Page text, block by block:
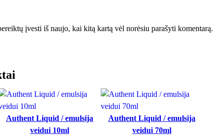
įvesti iš naujo, kai kitą kartą vėl norėsiu parašyti komentarą.
Authent Liquid / emulsija
veidui 10ml
Authent Liquid / emulsija
veidui 70ml